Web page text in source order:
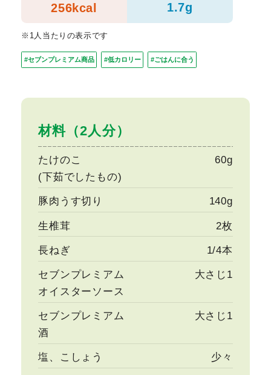
材料（2人分）
たけのこ
(下茹でしたもの)
60g
豚肉うす切り 140g
生椎茸 2枚
長ねぎ 1/4本
セブンプレミアム
オイスターソース
大さじ1
セブンプレミアム
酒
大さじ1
塩、こしょう 少々
256kcal 1.7g
※1人当たりの表示です
#セブンプレミアム商品 #低カロリー #ごはんに合う